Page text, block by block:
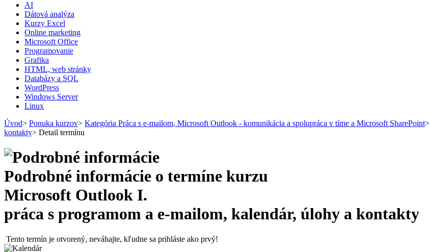
AI
Dátová analýza
Kurzy Excel
Online marketing
Microsoft Office
Programovanie
Grafika
HTML, web stránky
Databázy a SQL
WordPress
Windows Server
Linux
Úvod> Ponuka kurzov> Kategória Práca s e-mailom, Microsoft Outlook - komunikácia a spolupráca v tíme a Microsoft SharePoint>
kontakty> Detail termínu
Podrobné informácie o termíne kurzu
Microsoft Outlook I.
práca s programom a e-mailom, kalendár, úlohy a kontakty
Tento termín je otvorený, neváhajte, kľudne sa prihláste ako prvý!